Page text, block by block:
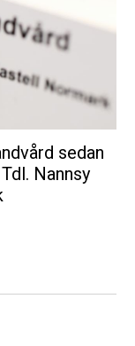
sedan
Nannsy